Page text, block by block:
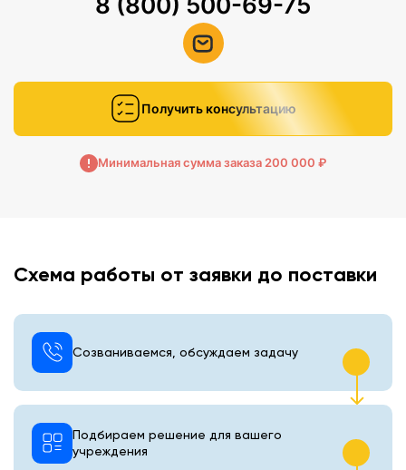
Получить консультацию
Минимальная сумма заказа 200 000 ₽
Схема работы от заявки до поставки
Созваниваемся, обсуждаем задачу
Подбираем решение для вашего
учреждения